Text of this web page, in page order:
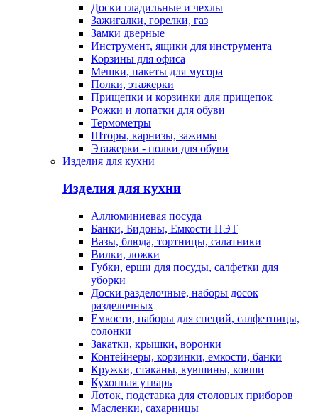
Доски гладильные и чехлы
Зажигалки, горелки, газ
Замки дверные
Инструмент, ящики для инструмента
Корзины для офиса
Мешки, пакеты для мусора
Полки, этажерки
Прищепки и корзинки для прищепок
Рожки и лопатки для обуви
Термометры
Шторы, карнизы, зажимы
Этажерки - полки для обуви
Изделия для кухни
Изделия для кухни
Аллюминиевая посуда
Банки, Бидоны, Емкости ПЭТ
Вазы, блюда, тортницы, салатники
Вилки, ложки
Губки, ерши для посуды, салфетки для
уборки
Доски разделочные, наборы досок
разделочных
Емкости, наборы для специй, салфетницы,
солонки
Закатки, крышки, воронки
Контейнеры, корзинки, емкости, банки
Кружки, стаканы, кувшины, ковши
Кухонная утварь
Лоток, подставка для столовых приборов
Масленки, сахарницы